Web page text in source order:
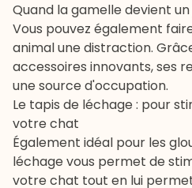
Quand la gamelle devient un
Vous pouvez également
animal une distraction.
accessoires innovants, ses
une source d'occupation.
Le tapis de léchage : pour
votre chat
Également idéal pour les
léchage vous permet de
votre chat tout en lui